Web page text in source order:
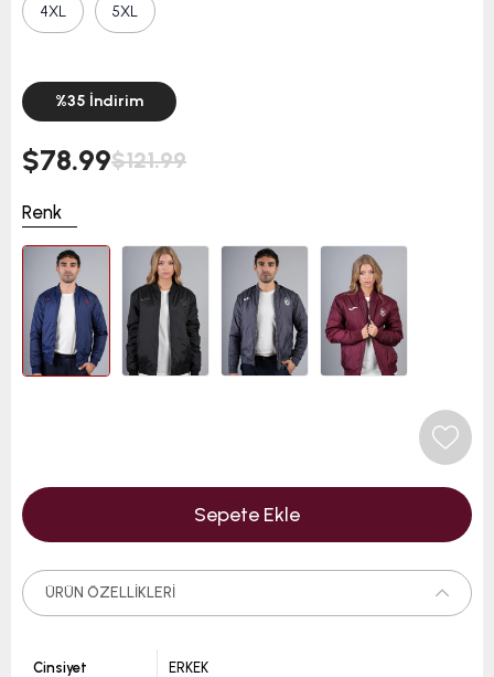
4XL 5XL
%35 İndirim
$121.99
$78.99
Renk
ÜRÜN ÖZELLIKLERI
Cinsiyet ERKEK